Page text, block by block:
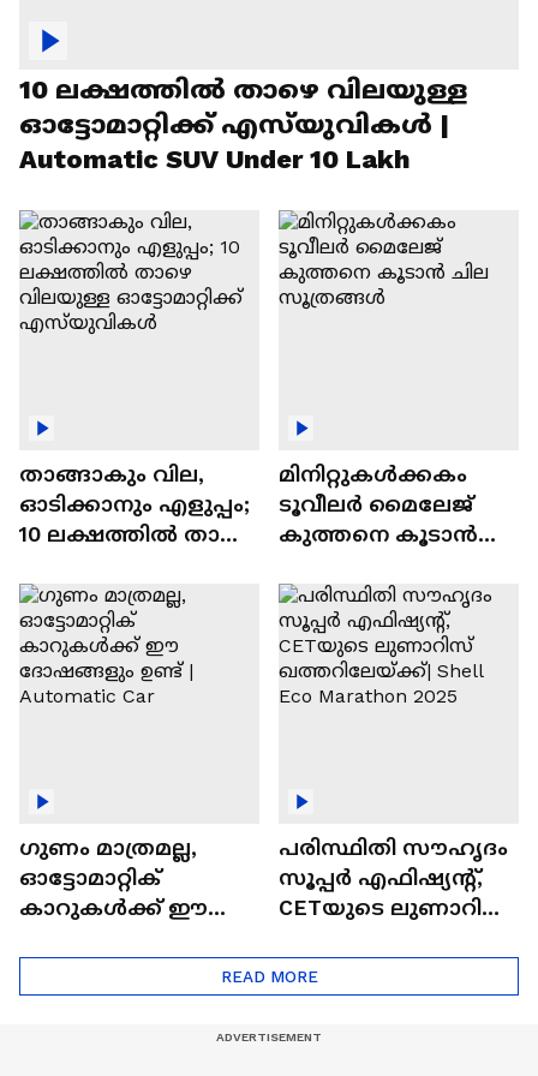
10 ലക്ഷത്തിൽ താഴെ വിലയുള്ള
ഓട്ടോമാറ്റിക്ക് എസ്‍യുവികൾ |
Automatic SUV Under 10 Lakh
താങ്ങാകും വില,
ഓടിക്കാനും എളുപ്പം;
10 ലക്ഷത്തിൽ താഴെ
ഓട്ടോമാറ്റിക്ക്
എസ്‍യുവികൾ
മിനിറ്റുകൾക്കകം
ടൂവീലർ മൈലേജ്
കുത്തനെ കൂടാൻ
ഗുണം മാത്രമല്ല,
ഓട്ടോമാറ്റിക്
കാറുകൾക്ക് ഈ
പരിസ്ഥിതി സൗഹൃദം
സൂപ്പർ എഫിഷ്യന്റ്,
CETയുടെ ലുണാറിസ്
Eco Marathon 2025
READ MORE